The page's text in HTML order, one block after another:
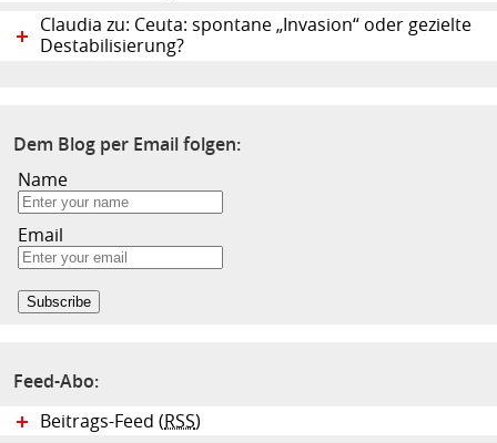
Claudia zu: Ceuta: spontane „Invasion“ oder gezielte
Destabilisierung?
Dem Blog per Email folgen:
Name
Email
Feed-Abo:
Beitrags-Feed (RSS)